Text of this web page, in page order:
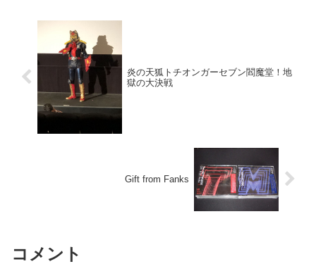
炎の天狐トチオンガーセブン閻魔堂！地
獄の大決戦
Gift from Fanks
コメント